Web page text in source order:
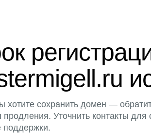
хотите сохранить домен —
продления. Уточнить контакты
поддержки.